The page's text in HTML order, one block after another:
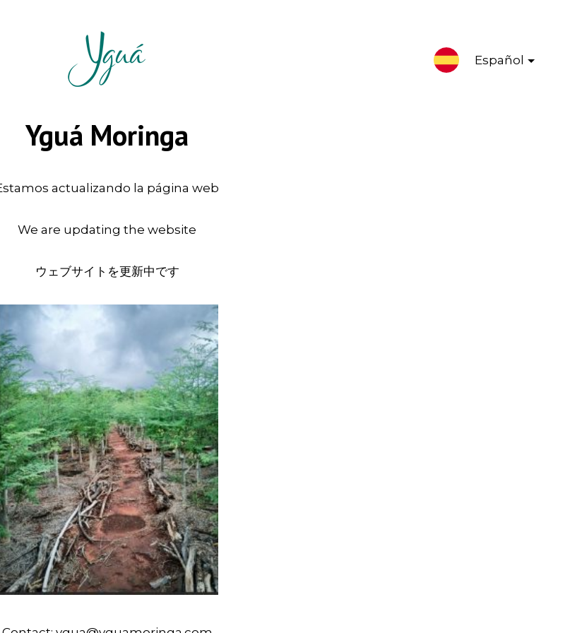
Español
Yguá Moringa
actualizando la página web
We are updating the website
ウェブサイトを更新中です